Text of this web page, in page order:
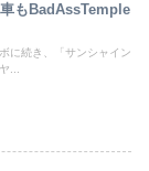
もBadAssTemple
に続き、「サンシャイン
...